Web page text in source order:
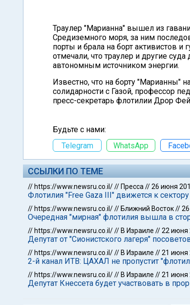
Траулер "Марианна" вышел из
Средиземного моря, за ним
порты и брала на борт активистов
отмечали, что траулер и другие
автономным источником энергии.
Известно, что на борту "Марианны"
солидарности с Газой, профессор
пресс-секретарь флотилии Дрор
Будьте с нами:
Telegram
WhatsApp
ССЫЛКИ ПО ТЕМЕ
// https://www.newsru.co.il/// Пресса //26 июня
Флотилия "Free Gaza III" движется к
// https://www.newsru.co.il/// Ближний Восток//
Очередная "мирная" флотилия вышла в
// https://www.newsru.co.il/// В Израиле //22 июня
Депутат от "Сионистского лагеря"
// https://www.newsru.co.il/// В Израиле //21 июня
2-й канал ИТВ: ЦАХАЛ не пропустит
// https://www.newsru.co.il/// В Израиле //21 июня
Депутат Кнессета будет участвовать в